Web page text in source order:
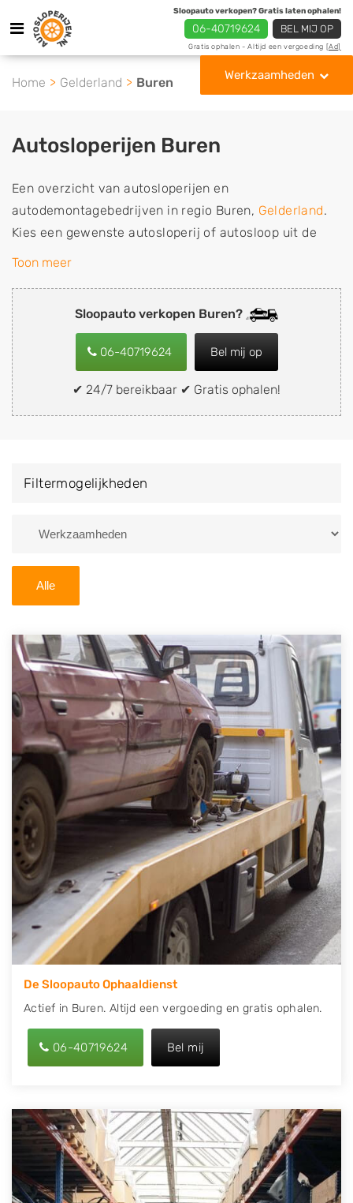
Sloopauto verkopen? Gratis laten ophalen!
06-40719624 BEL MIJ OP
Gratis ophalen - Altijd een vergoeding [Ad]
Werkzaamheden
Home Gelderland Buren
Sloopauto verkopen Buren?
06-40719624 Bel mij op
✔ 24/7 bereikbaar ✔ Gratis ophalen!
Autosloperijen Buren
Een overzicht van autosloperijen en
autodemontagebedrijven in regio Buren, Gelderland.
Kies een gewenste autosloperij of autosloop uit de
lijst die gespecialiseerd is in de verkoop van
de inkoop van sloopauto's, schadeauto's en
tweedehands auto's (ook zonder apk keuring). Wilt u
uw auto, camper, vrachtwagen, motor of brommobiel
snel en eenvoudig verkopen aan een
demontagebedrijf in de buurt, deze zelf wegbrengen
naar de sloop of deze liever laten ophalen op een
van Buren en ontvang een vergoeding voor uw oude
Zoekt u liever naar een sloperij in een andere plaats of
U kunt er ook voor kiezen om direct uw sloopauto te
verkopen en op te laten halen door de Sloopauto
Ophaaldienst van Autosloperijen.nl. Wij kunnen uw
auto gratis ophalen in Buren. Neem telefonisch
contact op of maak een terugbelafspraak. Wilt u
direct een tweedehands auto onderdelen offerte
aanvragen? Dat kan via de Onderdelenlijn! Vul uw
kenteken in en druk op verzenden.
Wij kunnen u helpen met de inkoop van auto's van
eigenlijk alle merken, zoals Alfa Romeo, Audi, BMW,
Chevrolet, Citroën, Dacia, Fiat, Ford, Honda, Hyundai,
Kia, Mazda, Mercedes Benz, Mitsubishi, Nissan, Opel,
Peugeot, Porsche, Renault, Seat, Skoda, Suzuki, Tesla,
Toyota, Volkswagen en Volvo.
Toon meer
Filtermogelijkheden
Alle
De Sloopauto Ophaaldienst
Actief in Buren. Altijd een vergoeding en gratis ophalen.
06-40719624 Bel mij